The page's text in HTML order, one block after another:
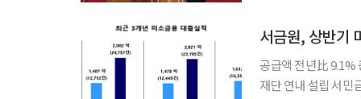
서금원, 상반기
공급액 전년比
재단 연내 설립 서민금융진흥원이 올해 상반기 미소금융을 통해 영세 자영업자와 청년, 금융